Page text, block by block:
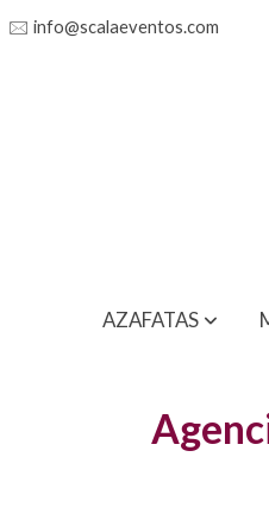
🖂 info@scalaeventos.com
AZAFATAS